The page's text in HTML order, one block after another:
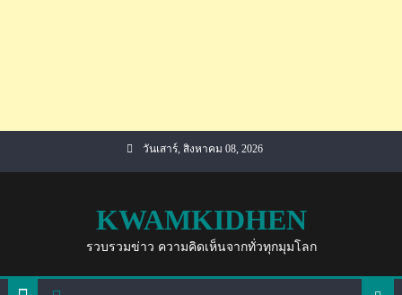
วันเสาร์, สิงหาคม 08, 2026
KWAMKIDHEN
รวบรวมข่าว ความคิดเห็นจากทั่วทุกมุมโลก